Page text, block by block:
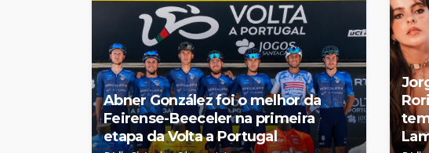
Abner González foi o melhor da
Feirense-Beeceler na primeira
etapa da Volta a Portugal